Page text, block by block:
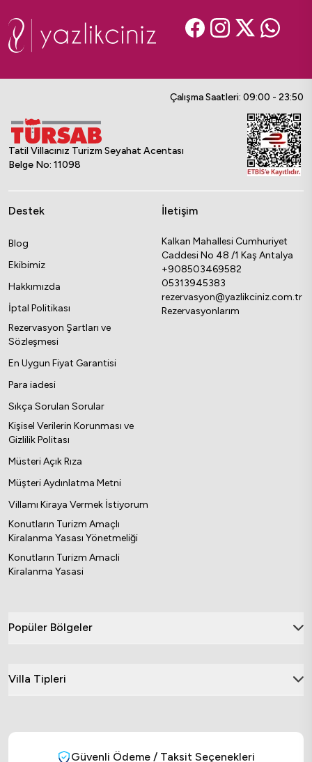
Çalışma Saatleri: 09:00 - 23:50
Tatil Villacınız Turizm Seyahat Acentası
Belge No: 11098
Destek
Blog
Ekibimiz
Hakkımızda
İptal Politikası
Rezervasyon Şartları ve
Sözleşmesi
En Uygun Fiyat Garantisi
Para iadesi
Sıkça Sorulan Sorular
Kişisel Verilerin Korunması ve
Gizlilik Politası
Müsteri Açık Rıza
Müşteri Aydınlatma Metni
Villamı Kiraya Vermek İstiyorum
Konutların Turizm Amaçlı
Kiralanma Yasası Yönetmeliği
Konutların Turizm Amacli
Kiralanma Yasasi
İletişim
Kalkan Mahallesi Cumhuriyet
Caddesi No 48 /1 Kaş Antalya
+908503469582
05313945383
rezervasyon@yazlikciniz.com.tr
Rezervasyonlarım
Popüler Bölgeler
Villa Tipleri
Güvenli Ödeme / Taksit Seçenekleri